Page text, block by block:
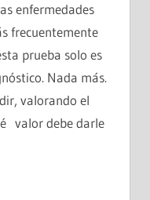
enfermedades
frecuentemente
prueba solo es
Nada más.
valorando el
valor debe darle